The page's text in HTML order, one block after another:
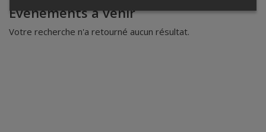
Événements à venir
Votre recherche n'a retourné aucun résultat.